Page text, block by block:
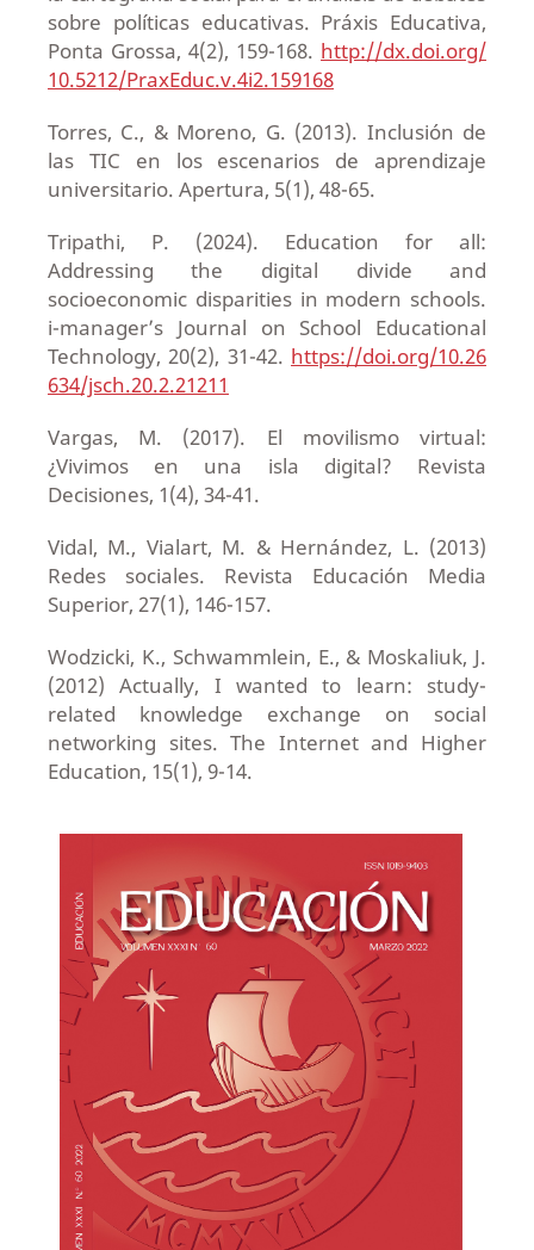
sobre políticas educativas. Práxis Educativa,
Ponta Grossa, 4(2), 159-168. http://dx.doi.org/
10.5212/PraxEduc.v.4i2.159168
Torres, C., & Moreno, G. (2013). Inclusión de
las TIC en los escenarios de aprendizaje
universitario. Apertura, 5(1), 48-65.
Tripathi, P. (2024). Education for all:
Addressing the digital divide and
socioeconomic disparities in modern schools.
i-manager’s Journal on School Educational
Technology, 20(2), 31-42. https://doi.org/10.26
634/jsch.20.2.21211
Vargas, M. (2017). El movilismo virtual:
¿Vivimos en una isla digital? Revista
Decisiones, 1(4), 34-41.
Vidal, M., Vialart, M. & Hernández, L. (2013)
Redes sociales. Revista Educación Media
Superior, 27(1), 146-157.
Wodzicki, K., Schwammlein, E., & Moskaliuk, J.
(2012) Actually, I wanted to learn: study-
related knowledge exchange on social
networking sites. The Internet and Higher
Education, 15(1), 9-14.